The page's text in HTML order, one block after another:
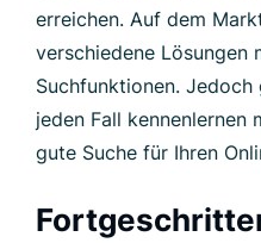
erreichen. Auf dem
verschiedene Lösungen
Suchfunktionen.
jeden Fall kennenlernen
gute Suche für Ihren